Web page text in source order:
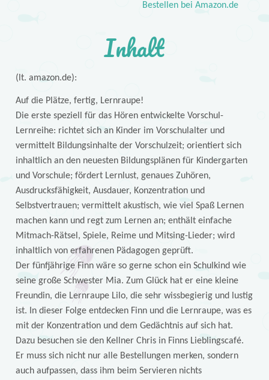
Bestellen bei Amazon.de
Inhalt
(lt. amazon.de):
Auf die Plätze, fertig, Lernraupe!
Die erste speziell für das Hören entwickelte Vorschul-
Lernreihe: richtet sich an Kinder im Vorschulalter und
vermittelt Bildungsinhalte der Vorschulzeit; orientiert sich
inhaltlich an den neuesten Bildungsplänen für Kindergarten
und Vorschule; fördert Lernlust, genaues Zuhören,
Ausdrucksfähigkeit, Ausdauer, Konzentration und
Selbstvertrauen; vermittelt akustisch, wie viel Spaß Lernen
machen kann und regt zum Lernen an; enthält einfache
Mitmach-Rätsel, Spiele, Reime und Mitsing-Lieder; wird
inhaltlich von erfahrenen Pädagogen geprüft.
Der fünfjährige Finn wäre so gerne schon ein Schulkind wie
seine große Schwester Mia. Zum Glück hat er eine kleine
Freundin, die Lernraupe Lilo, die sehr wissbegierig und lustig
ist. In dieser Folge entdecken Finn und die Lernraupe, was es
mit der Konzentration und dem Gedächtnis auf sich hat.
Dazu besuchen sie den Kellner Chris in Finns Lieblingscafé.
Er muss sich nicht nur alle Bestellungen merken, sondern
auch aufpassen, dass ihm beim Servieren nichts